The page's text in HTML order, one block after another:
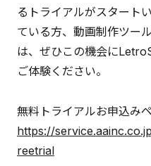
るトライアルがスタート
ている方、動画制作ツー
は、ぜひこの機会に
ご体験ください。
無料トライアルお申込み
https://
reetrial